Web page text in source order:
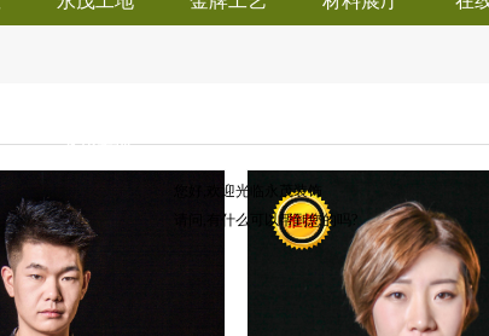
永茂装饰
您好,欢迎光临永茂装饰
请问,有什么可以帮到您的吗?